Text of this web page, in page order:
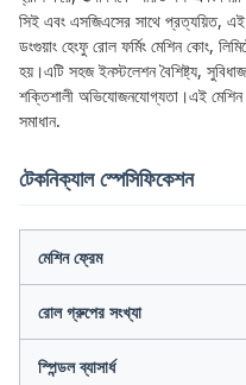
সিই এবং এসজিএসের সাথে প্রত্যয়িত, এই
ডংগুয়াং হেংফু রোল ফর্মিং মেশিন কোং,
হয়।এটি সহজ ইনস্টলেশন বৈশিষ্ট্য,
শক্তিশালী অভিযোজনযোগ্যতা।এই মেশিন
সমাধান.
টেকনিক্যাল স্পেসিফিকেশন
মেশিন ফ্রেম
রোল গ্রুপের সংখ্যা
স্পিন্ডল ব্যাসার্ধ